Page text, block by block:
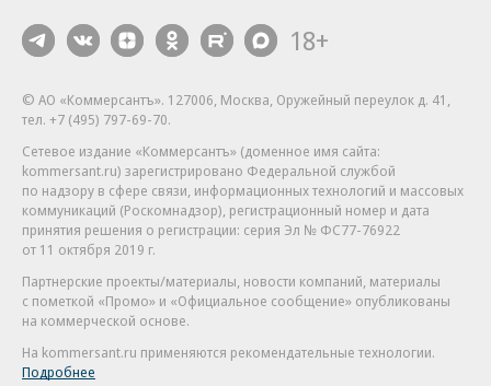
18+
© АО «Коммерсантъ». 127006, Москва, Оружейный переулок д. 41,
тел. +7 (495) 797-69-70.
Сетевое издание «Коммерсантъ» (доменное имя сайта:
kommersant.ru) зарегистрировано Федеральной службой
по надзору в сфере связи, информационных технологий и массовых
коммуникаций (Роскомнадзор), регистрационный номер и дата
принятия решения о регистрации: серия Эл № ФС77-76922
от 11 октября 2019 г.
Партнерские проекты/материалы, новости компаний, материалы
с пометкой «Промо» и «Официальное сообщение» опубликованы
на коммерческой основе.
На kommersant.ru применяются рекомендательные технологии.
Подробнее